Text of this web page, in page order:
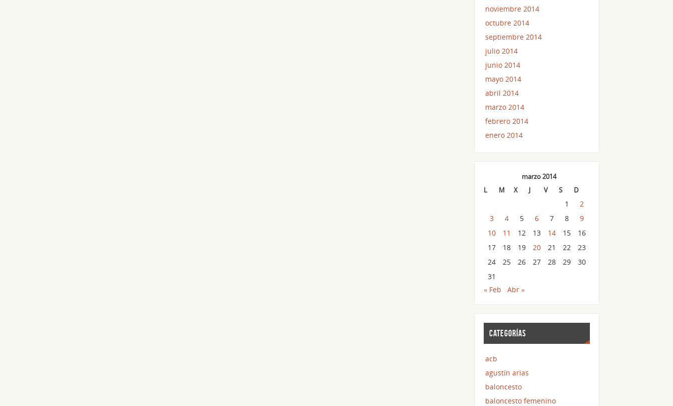
noviembre 2014
octubre 2014
septiembre 2014
julio 2014
junio 2014
mayo 2014
abril 2014
marzo 2014
febrero 2014
enero 2014
marzo 2014
L
M X J V S D
1
2
3
4 5 6 7 8
9
10
11 12 13 14 15
16
17
18 19 20 21 22
23
24
25 26 27 28 29
30
31
« Feb
Abr »
CATEGORÍAS
acb
agustín arias
baloncesto
baloncesto femenino